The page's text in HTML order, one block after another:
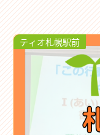
ティオ札幌駅前